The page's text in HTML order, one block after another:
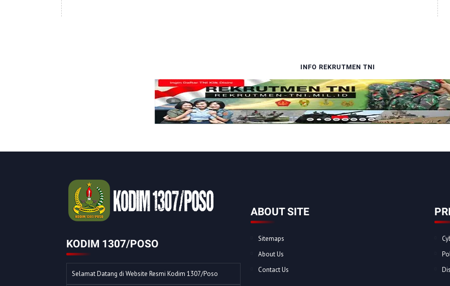
INFO REKRUTMEN TNI
KODIM 1307/POSO
Selamat Datang di Website Resmi Kodim 1307/Poso
ABOUT SITE
Sitemaps
About Us
Contact Us